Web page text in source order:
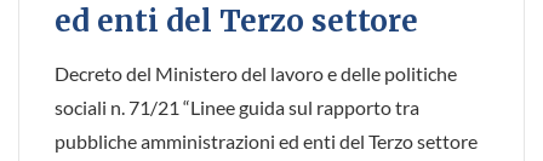
ed enti del Terzo settore
Decreto del Ministero del lavoro e delle politiche
sociali n. 71/21 “Linee guida sul rapporto tra
pubbliche amministrazioni ed enti del Terzo settore